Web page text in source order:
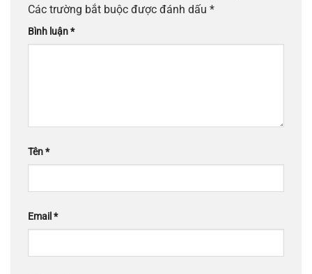
Các trường bắt buộc được đánh dấu *
Bình luận*
Tên*
Email *